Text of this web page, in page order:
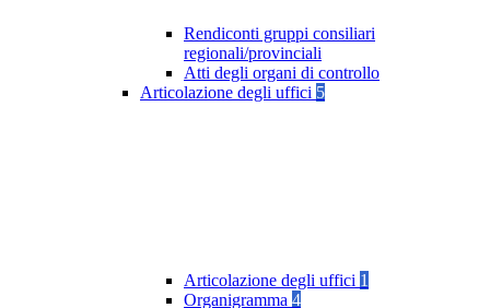
Rendiconti gruppi consiliari
regionali/provinciali
Atti degli organi di controllo
Articolazione degli uffici 5
Articolazione degli uffici 1
Organigramma 4